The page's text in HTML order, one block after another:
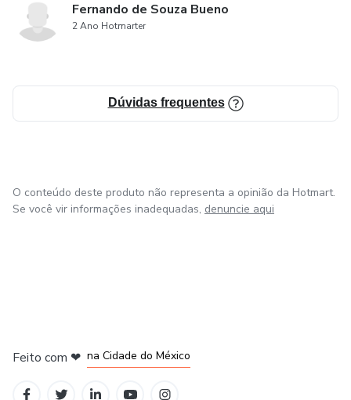
Fernando de Souza Bueno
2 Ano Hotmarter
Dúvidas frequentes
O conteúdo deste produto não representa a opinião da Hotmart.
Se você vir informações inadequadas, denuncie aqui
Feito com ❤ na Cidade do México